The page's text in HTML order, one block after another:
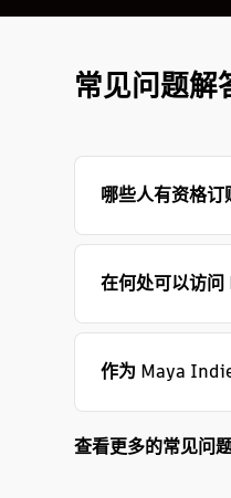
常见问题解
哪些人有资格
在何处可以访问
作为 Maya
查看更多的常见问